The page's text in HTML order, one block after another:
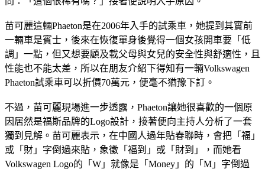
苗可麗這輛Phaeton是在2006年入手的試乘車，她提到其實前
一輛車是賓士，後來在恢復單身後覺得一個女孩開車要「低
調」一點，但又想要顧及載父母與女兒的安全性與舒適性，且
性能也不能太差，所以在朋友介紹下得知有一輛Volkswagen
不過，苗可麗現場進一步透露，Phaeton讓她很喜歡的一個原
因居然是福斯品牌的Logo設計，接著便向主持人分析了一套
獨到見解。苗可麗表示，在中國人過年貼春聯時，會把「福」
或「財」字倒過來貼，象徵「福到」或「財到」，而她看